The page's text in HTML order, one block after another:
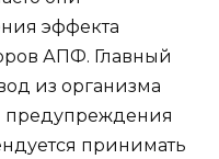
эффекта
АПФ. Главный
из организма
предупреждения
принимать